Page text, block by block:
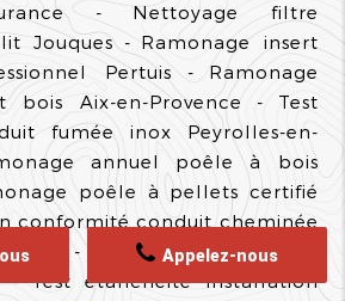
Nettoyage filtre
Jouques
Ramonage insert
Pertuis
Ramonage
bois Aix-en-Provence
Test
fumée inox Peyrolles-en-
annuel poêle à bois
poêle à pellets certifié
conformité conduit cheminée
Ramonage cheminée
Test étanchéité installation
Appelez-nous